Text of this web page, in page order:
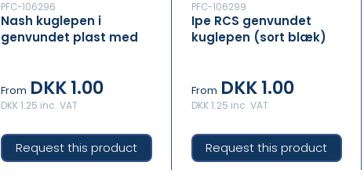
PFC-106296
Nash kuglepen i
genvundet plast med
From DKK 1.00
DKK 1.25 inc. VAT
Request this product
PFC-106299
Ipe RCS genvundet
kuglepen (sort blæk)
From DKK 1.00
DKK 1.25 inc. VAT
Request this product